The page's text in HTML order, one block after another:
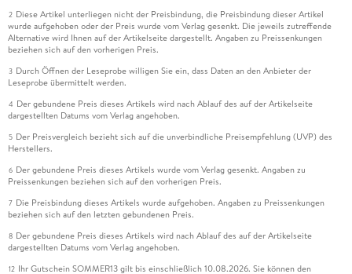
2 Diese Artikel unterliegen nicht der Preisbindung, die Preisbindung dieser Artikel
wurde aufgehoben oder der Preis wurde vom Verlag gesenkt. Die jeweils zutreffende
Alternative wird Ihnen auf der Artikelseite dargestellt. Angaben zu Preissenkungen
beziehen sich auf den vorherigen Preis.
3 Durch Öffnen der Leseprobe willigen Sie ein, dass Daten an den Anbieter der
Leseprobe übermittelt werden.
4 Der gebundene Preis dieses Artikels wird nach Ablauf des auf der Artikelseite
dargestellten Datums vom Verlag angehoben.
5 Der Preisvergleich bezieht sich auf die unverbindliche Preisempfehlung (UVP) des
Herstellers.
6 Der gebundene Preis dieses Artikels wurde vom Verlag gesenkt. Angaben zu
Preissenkungen beziehen sich auf den vorherigen Preis.
7 Die Preisbindung dieses Artikels wurde aufgehoben. Angaben zu Preissenkungen
beziehen sich auf den letzten gebundenen Preis.
8 Der gebundene Preis dieses Artikels wird nach Ablauf des auf der Artikelseite
dargestellten Datums vom Verlag angehoben.
12 Ihr Gutschein SOMMER13 gilt bis einschließlich 10.08.2026. Sie können den